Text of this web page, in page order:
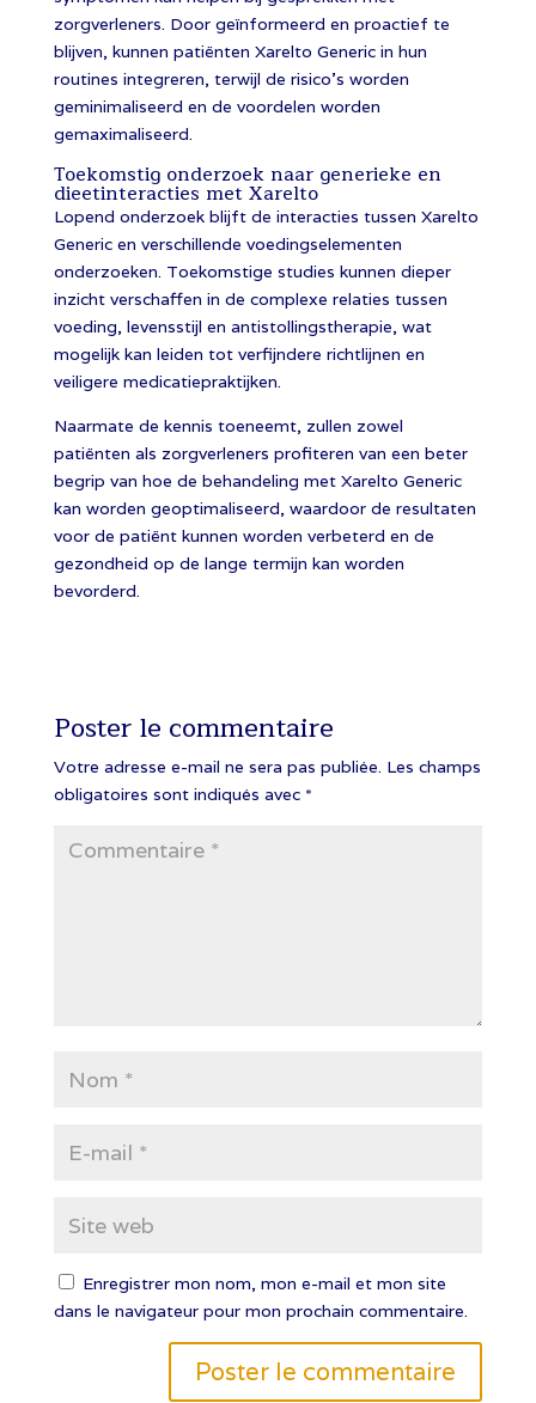
zorgverleners. Door geïnformeerd en proactief te
blijven, kunnen patiënten Xarelto Generic in hun
routines integreren, terwijl de risico’s worden
geminimaliseerd en de voordelen worden
gemaximaliseerd.
Toekomstig onderzoek naar generieke en
dieetinteracties met Xarelto
Lopend onderzoek blijft de interacties tussen Xarelto
Generic en verschillende voedingselementen
onderzoeken. Toekomstige studies kunnen dieper
inzicht verschaffen in de complexe relaties tussen
voeding, levensstijl en antistollingstherapie, wat
mogelijk kan leiden tot verfijndere richtlijnen en
veiligere medicatiepraktijken.
Naarmate de kennis toeneemt, zullen zowel
patiënten als zorgverleners profiteren van een beter
begrip van hoe de behandeling met Xarelto Generic
kan worden geoptimaliseerd, waardoor de resultaten
voor de patiënt kunnen worden verbeterd en de
gezondheid op de lange termijn kan worden
bevorderd.
Poster le commentaire
Votre adresse e-mail ne sera pas publiée. Les champs
obligatoires sont indiqués avec *
Enregistrer mon nom, mon e-mail et mon site
dans le navigateur pour mon prochain commentaire.